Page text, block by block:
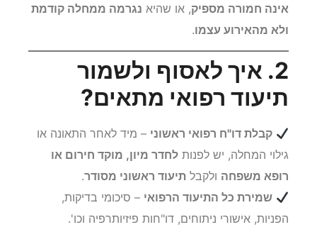
אינה חמורה מספיק, או שהיא נגרמה ממחלה קודמת
ולא מהאירוע עצמו.
2. איך לאסוף ולשמור
תיעוד רפואי מתאים?
קבלת דו"ח רפואי ראשוני – מיד לאחר התאונה או
גילוי המחלה, יש לפנות לחדר מיון, מוקד חירום או
רופא משפחה ולקבל תיעוד ראשוני מסודר.
שמירת כל התיעוד הרפואי – סיכומי בדיקות,
הפניות, אישורי ניתוחים, דו"חות פיזיותרפיה וכו'.